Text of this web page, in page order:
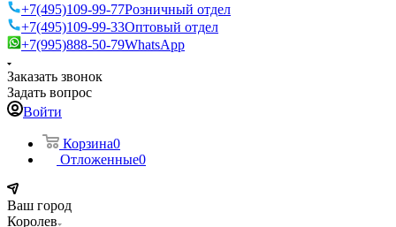
+7(495)109-99-77Розничный отдел
+7(495)109-99-33Оптовый отдел
+7(995)888-50-79WhatsApp
Заказать звонок
Задать вопрос
Войти
Корзина0
Отложенные0
Ваш город
Королев